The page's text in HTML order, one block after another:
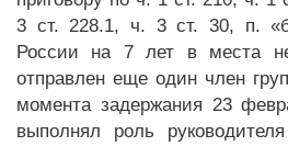
3 ст. 228.1, ч. 3 ст. 30, п.
России на 7 лет в места
отправлен еще один член
момента задержания 23
выполнял роль